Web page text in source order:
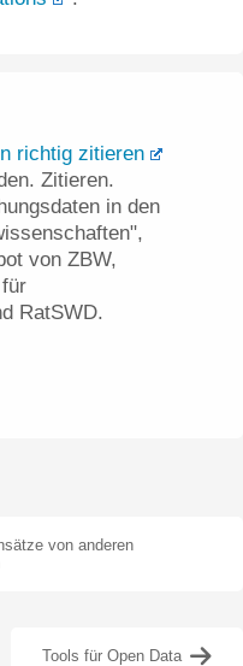
richtig zitieren
Zitieren.
in den
von ZBW,
RatSWD.
von anderen
Tools für Open Data